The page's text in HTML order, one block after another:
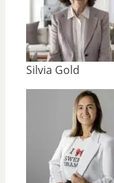
Silvia Gold